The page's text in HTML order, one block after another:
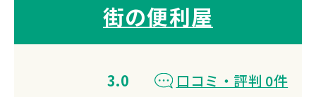
街の便利屋
3.0
口コミ・評判 0件